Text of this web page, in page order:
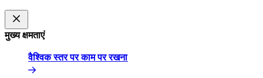
मुख्य क्षमताएं​​
वैश्विक स्तर पर काम पर रखना​​